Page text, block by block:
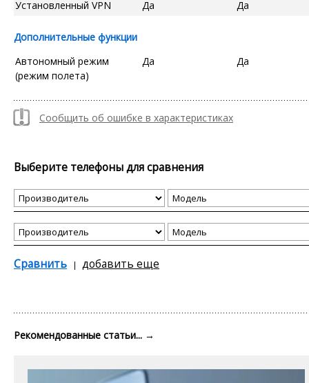
Установленный VPN Да Да
Дополнительные функции
Автономный режим
(режим полета)
Да Да
Сообщить об ошибке в характеристиках
Выберите телефоны для сравнения
Сравнить добавить еще
Рекомендованные статьи... →